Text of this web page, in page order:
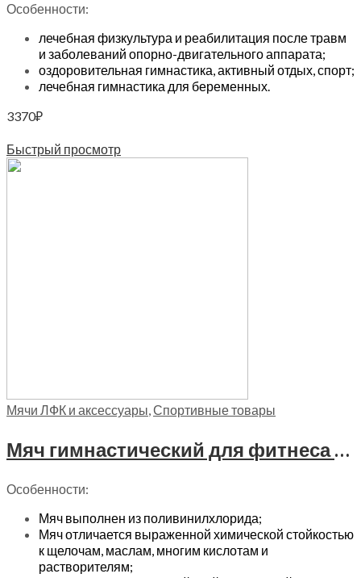
Особенности:
лечебная физкультура и реабилитация после травм
и заболеваний опорно-двигательного аппарата;
оздоровительная гимнастика, активный отдых, спорт;
лечебная гимнастика для беременных.
3370₽
Быстрый просмотр
Мячи ЛФК и аксессуары,Спортивные товары
Мяч гимнастический для фитнеса с АБС Trives 75см, L 0775 b
Особенности:
Мяч выполнен из поливинилхлорида;
Мяч отличается выраженной химической стойкостью
к щелочам, маслам, многим кислотам и
растворителям;